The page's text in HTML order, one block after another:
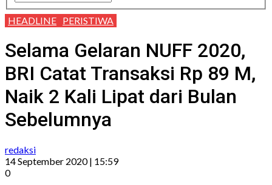
HEADLINE PERISTIWA
Selama Gelaran NUFF 2020,
BRI Catat Transaksi Rp 89 M,
Naik 2 Kali Lipat dari Bulan
Sebelumnya
redaksi
14 September 2020 | 15:59
0